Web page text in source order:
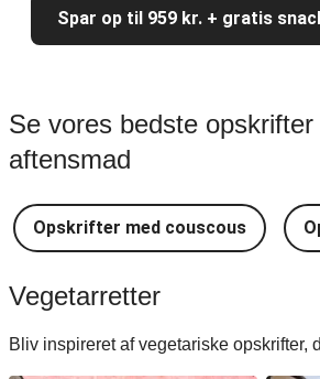
Spar op til 959 kr. + gratis
Se vores bedste
aftensmad
Opskrifter med couscous
Vegetarretter
Bliv inspireret af vegetariske opskrifter,